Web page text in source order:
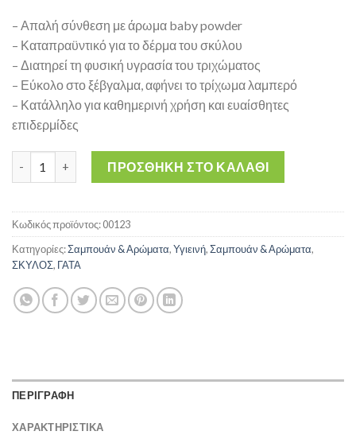
– Απαλή σύνθεση με άρωμα baby powder
– Καταπραϋντικό για το δέρμα του σκύλου
– Διατηρεί τη φυσική υγρασία του τριχώματος
– Εύκολο στο ξέβγαλμα, αφήνει το τρίχωμα λαμπερό
– Κατάλληλο για καθημερινή χρήση και ευαίσθητες
επιδερμίδες
Σαμπουάν MEDALIST Baby Powder 250 ml ποσότητα
ΠΡΟΣΘΉΚΗ ΣΤΟ ΚΑΛΆΘΙ
Κωδικός προϊόντος:00123
Κατηγορίες:Σαμπουάν & Αρώματα,Υγιεινή,Σαμπουάν & Αρώματα,
ΣΚΥΛΟΣ, ΓΑΤΑ
ΠΕΡΙΓΡΑΦΗ
ΧΑΡΑΚΤΗΡΙΣΤΙΚΑ